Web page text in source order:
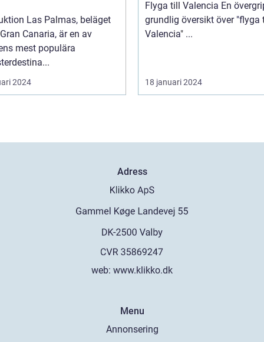
Las Palmas, beläget
Canaria, är en av
mest populära
2024
Flyga till Valencia En övergripande,
grundlig översikt över "flyga
Valencia" ...
18 januari 2024
Adress
web: www.klikko.dk
Menu
Annonsering